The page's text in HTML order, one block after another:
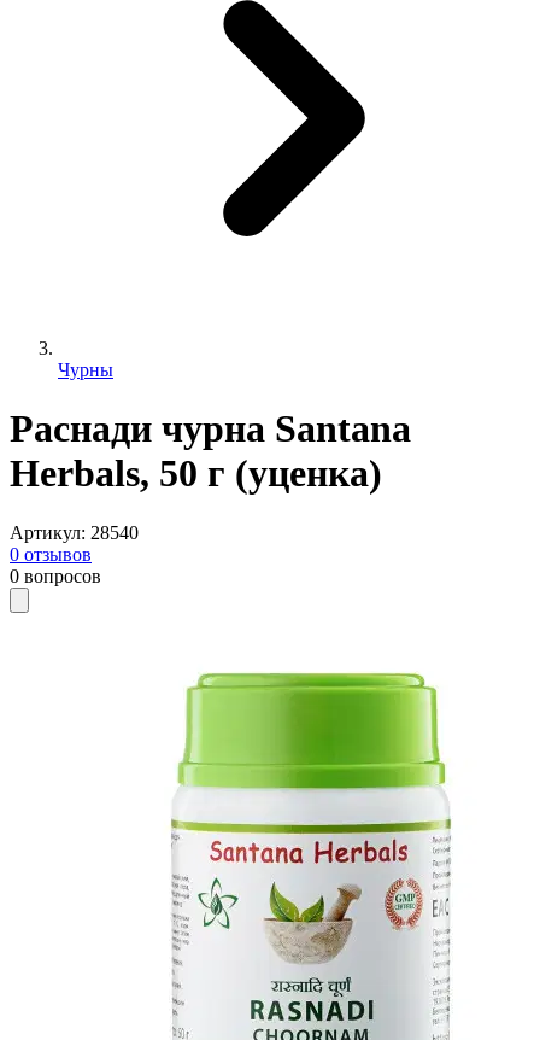
Чурны
Раснади чурна Santana
Herbals, 50 г (уценка)
Артикул: 28540
0 отзывов
0 вопросов